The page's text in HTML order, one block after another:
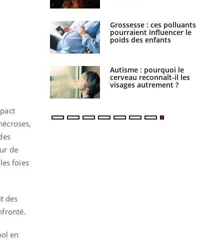
de
foies
des
en
Grossesse : ces polluants
pourraient influencer le
poids des enfants
Autisme : pourquoi le
cerveau reconnaît-il les
visages autrement ?